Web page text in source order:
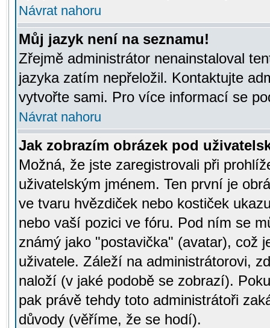
Návrat nahoru
Můj jazyk není na seznamu!
Zřejmě administrátor nenainstaloval
jazyka zatím nepřeložil. Kontaktujte
vytvořte sami. Pro více informací se
Návrat nahoru
Jak zobrazím obrázek pod
Možná, že jste zaregistrovali při
uživatelským jménem. Ten první je
ve tvaru hvězdiček nebo kostiček
nebo vaší pozici ve fóru. Pod ním se
známý jako "postavička" (avatar), což
uživatele. Záleží na administrátorovi,
naloží (v jaké podobě se zobrazí).
pak právě tehdy toto administrátoři
důvody (věříme, že se hodí).